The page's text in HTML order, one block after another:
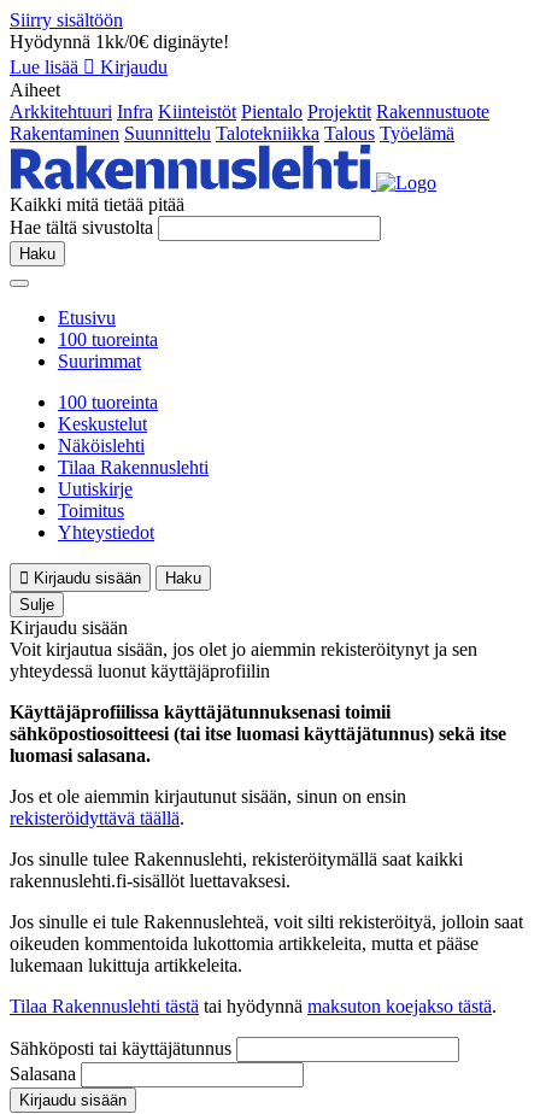
Siirry sisältöön
Hyödynnä 1kk/0€ diginäyte!
Lue lisää
Kirjaudu
Aiheet
Arkkitehtuuri Infra Kiinteistöt Pientalo Projektit Rakennustuote
Rakentaminen Suunnittelu Talotekniikka Talous Työelämä
Kaikki mitä tietää pitää
Hae tältä sivustolta
Haku
Etusivu
100 tuoreinta
Suurimmat
100 tuoreinta
Keskustelut
Näköislehti
Tilaa Rakennuslehti
Uutiskirje
Toimitus
Yhteystiedot
Kirjaudu sisään
Haku
Sulje
Kirjaudu sisään
Voit kirjautua sisään, jos olet jo aiemmin rekisteröitynyt ja sen
yhteydessä luonut käyttäjäprofiilin
Käyttäjäprofiilissa käyttäjätunnuksenasi toimii
sähköpostiosoitteesi (tai itse luomasi käyttäjätunnus) sekä itse
luomasi salasana.
Jos et ole aiemmin kirjautunut sisään, sinun on ensin
rekisteröidyttävä täällä.
Jos sinulle tulee Rakennuslehti, rekisteröitymällä saat kaikki
rakennuslehti.fi-sisällöt luettavaksesi.
Jos sinulle ei tule Rakennuslehteä, voit silti rekisteröityä, jolloin saat
oikeuden kommentoida lukottomia artikkeleita, mutta et pääse
lukemaan lukittuja artikkeleita.
Tilaa Rakennuslehti tästä tai hyödynnä maksuton koejakso tästä.
Sähköposti tai käyttäjätunnus
Salasana
Kirjaudu sisään